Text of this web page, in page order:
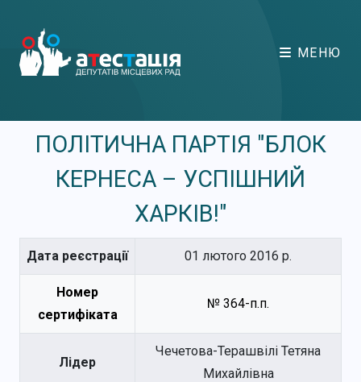
МЕНЮ
ПОЛІТИЧНА ПАРТІЯ "БЛОК
КЕРНЕСА – УСПІШНИЙ
ХАРКІВ!"
Дата реєстрації 01 лютого 2016 р.
Номер
сертифіката
№ 364-п.п.
Лідер
Чечетова-Терашвілі Тетяна
Михайлівна